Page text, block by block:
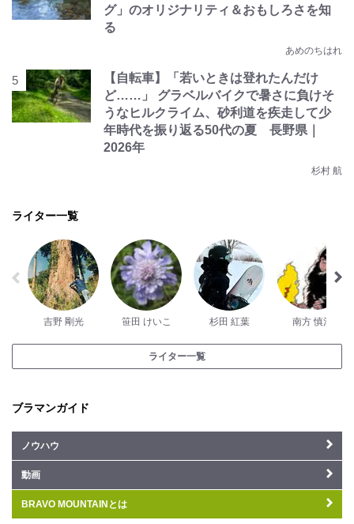
グ」のオリジナリティ＆おもしろさを知
る
あめのちはれ
【自転車】「若いときは登れたんだけ
ど……」 グラベルバイクで暑さに負けそ
うなヒルクライム、砂利道を疾走して少
年時代を振り返る50代の夏 長野県｜
2026年
杉村 航
ライター一覧
吉野 剛光 笹田 けいこ 杉田 紅葉 南方 慎治
ライター一覧
ブラマンガイド
ノウハウ
動画
BRAVO MOUNTAINとは